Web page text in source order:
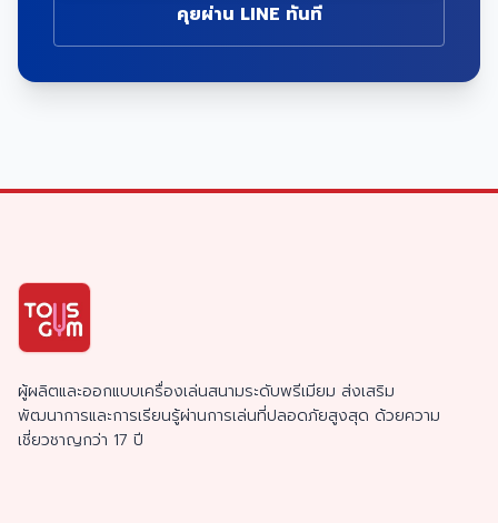
คุยผ่าน LINE ทันที
ผู้ผลิตและออกแบบเครื่องเล่นสนามระดับพรีเมียม ส่งเสริม
พัฒนาการและการเรียนรู้ผ่านการเล่นที่ปลอดภัยสูงสุด ด้วยความ
เชี่ยวชาญกว่า 17 ปี